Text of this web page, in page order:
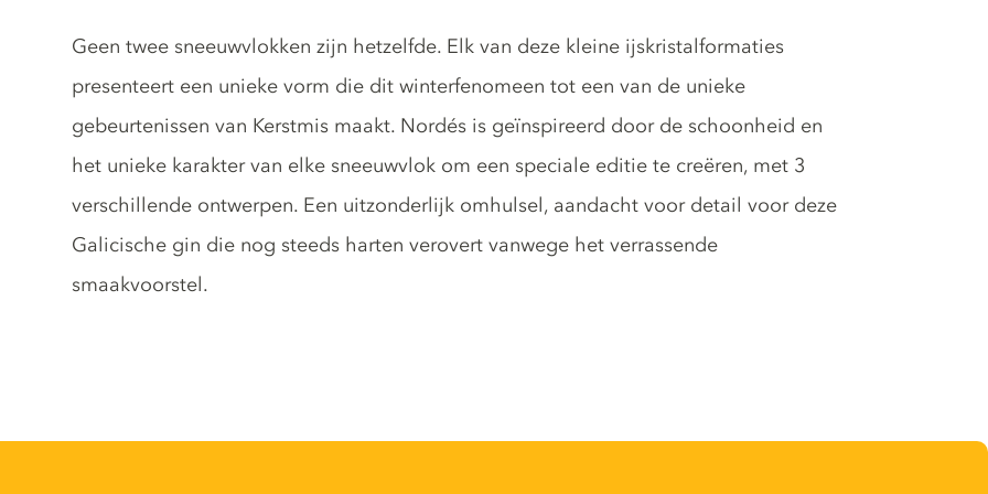
Gin description
Geen twee sneeuwvlokken zijn hetzelfde. Elk van deze kleine ijskristalformaties
presenteert een unieke vorm die dit winterfenomeen tot een van de unieke
gebeurtenissen van Kerstmis maakt. Nordés is geïnspireerd door de schoonheid en
het unieke karakter van elke sneeuwvlok om een ​​speciale editie te creëren, met 3
verschillende ontwerpen. Een uitzonderlijk omhulsel, aandacht voor detail voor deze
Galicische gin die nog steeds harten verovert vanwege het verrassende
smaakvoorstel.